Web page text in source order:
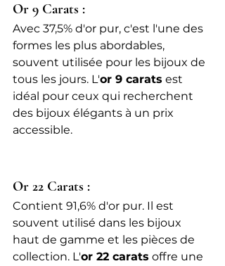
Or 9 Carats :
Avec 37,5% d'or pur, c'est l'une des
formes les plus abordables,
souvent utilisée pour les bijoux de
tous les jours. L'or 9 carats est
idéal pour ceux qui recherchent
des bijoux élégants à un prix
accessible.
Or 22 Carats :
Contient 91,6% d'or pur. Il est
souvent utilisé dans les bijoux
haut de gamme et les pièces de
collection. L'or 22 carats offre une